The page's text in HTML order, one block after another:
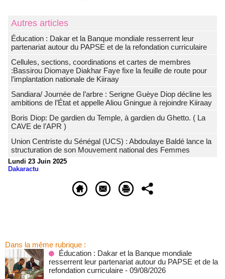
Autres articles
Éducation : Dakar et la Banque mondiale resserrent leur
partenariat autour du PAPSE et de la refondation curriculaire
Cellules, sections, coordinations et cartes de membres
:Bassirou Diomaye Diakhar Faye fixe la feuille de route pour
l’implantation nationale de Kiiraay
Sandiara/ Journée de l’arbre : Serigne Guèye Diop décline les
ambitions de l’État et appelle Aliou Gningue à rejoindre Kiiraay
Boris Diop: De gardien du Temple, à gardien du Ghetto. ( La
CAVE de l’APR )
Union Centriste du Sénégal (UCS) : Abdoulaye Baldé lance la
structuration de son Mouvement national des Femmes
Lundi 23 Juin 2025
Dakaractu
Dans la même rubrique :
Éducation : Dakar et la Banque mondiale
resserrent leur partenariat autour du PAPSE et de la
refondation curriculaire - 09/08/2026